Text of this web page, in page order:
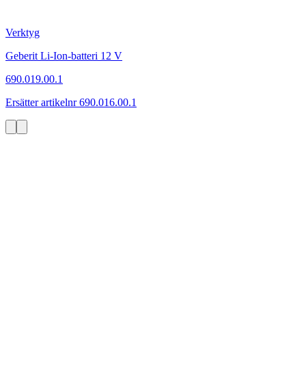
Verktyg
Geberit Li-Ion-batteri 12 V
690.019.00.1
Ersätter artikelnr 690.016.00.1